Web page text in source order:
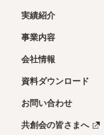
実績紹介
事業内容
会社情報
資料ダウンロード
お問い合わせ
共創会の皆さまへ